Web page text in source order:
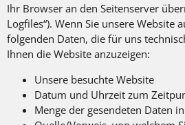
Ihr Browser an den Seitenserver
Logfiles“). Wenn Sie unsere Website
folgenden Daten, die für uns
Ihnen die Website anzuzeigen:
Unsere besuchte Website
Datum und Uhrzeit zum
Menge der gesendeten Daten